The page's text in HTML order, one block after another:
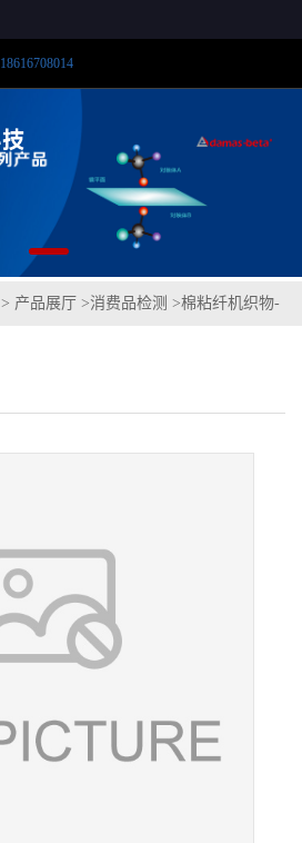
18616708014
> 产品展厅 >消费品检测 >棉粘纤机织物-